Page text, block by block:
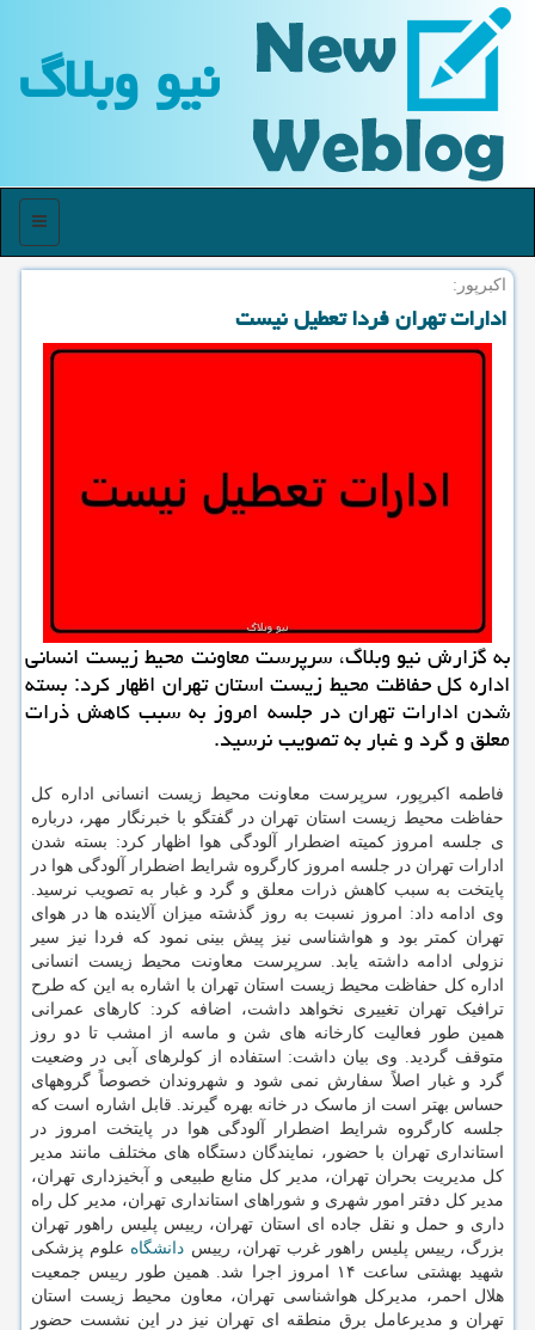
نیو وبلاگ
منو
اکبرپور:
ادارات تهران فردا تعطیل نیست
به گزارش نیو وبلاگ، سرپرست معاونت محیط زیست انسانی
اداره کل حفاظت محیط زیست استان تهران اظهار کرد: بسته
شدن ادارات تهران در جلسه امروز به سبب کاهش ذرات
معلق و گرد و غبار به تصویب نرسید.
فاطمه اکبرپور، سرپرست معاونت محیط زیست انسانی اداره کل
حفاظت محیط زیست استان تهران در گفتگو با خبرنگار مهر، درباره
ی جلسه امروز کمیته اضطرار آلودگی هوا اظهار کرد: بسته شدن
ادارات تهران در جلسه امروز کارگروه شرایط اضطرار آلودگی هوا در
پایتخت به سبب کاهش ذرات معلق و گرد و غبار به تصویب نرسید.
وی ادامه داد: امروز نسبت به روز گذشته میزان آلاینده ها در هوای
تهران کمتر بود و هواشناسی نیز پیش بینی نمود که فردا نیز سیر
نزولی ادامه داشته یابد. سرپرست معاونت محیط زیست انسانی
اداره کل حفاظت محیط زیست استان تهران با اشاره به این که طرح
ترافیک تهران تغییری نخواهد داشت، اضافه کرد: کارهای عمرانی
همین طور فعالیت کارخانه های شن و ماسه از امشب تا دو روز
متوقف گردید. وی بیان داشت: استفاده از کولرهای آبی در وضعیت
گرد و غبار اصلاً سفارش نمی شود و شهروندان خصوصاً گروههای
حساس بهتر است از ماسک در خانه بهره گیرند. قابل اشاره است که
جلسه کارگروه شرایط اضطرار آلودگی هوا در پایتخت امروز در
استانداری تهران با حضور، نمایندگان دستگاه های مختلف مانند مدیر
کل مدیریت بحران تهران، مدیر کل منابع طبیعی و آبخیزداری تهران،
مدیر کل دفتر امور شهری و شوراهای استانداری تهران، مدیر کل راه
داری و حمل و نقل جاده ای استان تهران، رییس پلیس راهور تهران
بزرگ، رییس پلیس راهور غرب تهران، رییس دانشگاه علوم پزشکی
شهید بهشتی ساعت ۱۴ امروز اجرا شد. همین طور رییس جمعیت
هلال احمر، مدیرکل هواشناسی تهران، معاون محیط زیست استان
تهران و مدیرعامل برق منطقه ای تهران نیز در این نشست حضور